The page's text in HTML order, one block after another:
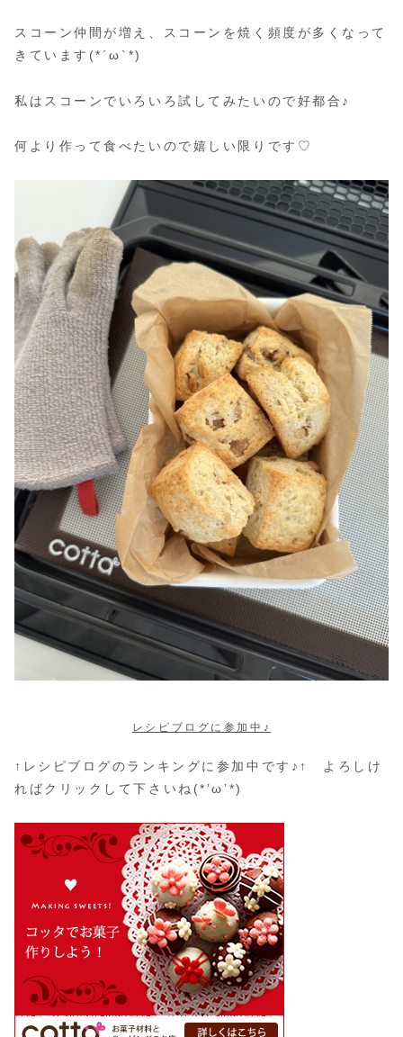
スコーン仲間が増え、スコーンを焼く頻度が多くなって
きています(*´ω`*)
私はスコーンでいろいろ試してみたいので好都合♪
何より作って食べたいので嬉しい限りです♡
レシピブログに参加中♪
↑レシピブログのランキングに参加中です♪↑ よろしけ
ればクリックして下さいね(*’ω’*)